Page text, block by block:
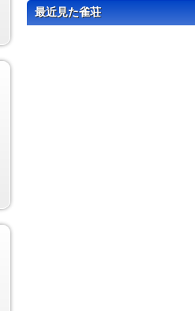
最近見た雀荘